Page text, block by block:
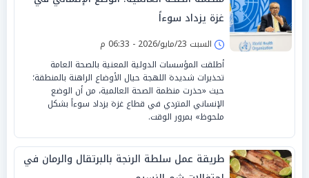
غزة يزداد سوءاً
السبت 23/مايو/2026 - 06:33 م
أطلقت المؤسسات الدولية المعنية بالصحة العامة
تحذيرات شديدة اللهجة حيال الأوضاع الراهنة بالمنطقة؛
حيث «حذرت منظمة الصحة العالمية، من أن الوضع
الإنساني المتردي في قطاع غزة يزداد سوءاً بشكل
ملحوظ» بمرور الوقت.
طريقة عمل سلطة الرنجة بالبرتقال والرمان في